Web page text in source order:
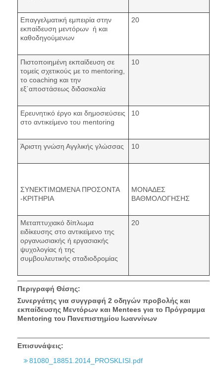
Επαγγελματική εμπειρία στην
εκπαίδευση μεντόρων ή και
καθοδηγούμενων
20
Πιστοποιημένη εκπαίδευση σε
τομείς σχετικούς με το mentoring,
το coaching και την
εξ΄αποστάσεως διδασκαλία
10
Ερευνητικό έργο και δημοσιεύσεις
στο αντικείμενο του mentoring
10
Άριστη γνώση Αγγλικής γλώσσας 10
ΣΥΝΕΚΤΙΜΩΜΕΝΑ ΠΡΟΣΟΝΤΑ
-ΚΡΙΤΗΡΙΑ
ΜΟΝΑΔΕΣ
ΒΑΘΜΟΛΟΓΗΣΗΣ
Μεταπτυχιακό δίπλωμα
ειδίκευσης στο αντικείμενο της
οργανωσιακής ή εργασιακής
ψυχολογίας ή της
συμβουλευτικής σταδιοδρομίας
20
Περιγραφή Θέσης:
Συνεργάτης για συγγραφή 2 οδηγών προβολής και
εκπαίδευσης Μεντόρων και Mentees για το Πρόγραμμα
Mentoring του Πανεπιστημίου Ιωαννίνων
Επισυνάψεις:
81080_18851.2014_PROSKLISI.pdf